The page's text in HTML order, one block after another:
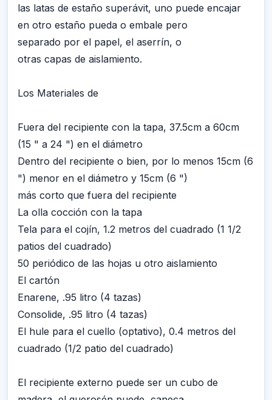
las latas de estaño superávit, uno puede encajar
en otro estaño pueda o embale pero
separado por el papel, el aserrín, o
otras capas de aislamiento.
Los Materiales de
Fuera del recipiente con la tapa, 37.5cm a 60cm
(15 " a 24 ") en el diámetro
Dentro del recipiente o bien, por lo menos 15cm (6
") menor en el diámetro y 15cm (6 ")
más corto que fuera del recipiente
La olla cocción con la tapa
Tela para el cojín, 1.2 metros del cuadrado (1 1/2
patios del cuadrado)
50 periódico de las hojas u otro aislamiento
El cartón
Enarene, .95 litro (4 tazas)
Consolide, .95 litro (4 tazas)
El hule para el cuello (optativo), 0.4 metros del
cuadrado (1/2 patio del cuadrado)
El recipiente externo puede ser un cubo de